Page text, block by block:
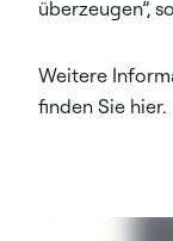
überzeugen”,
Weitere
finden Sie hier.